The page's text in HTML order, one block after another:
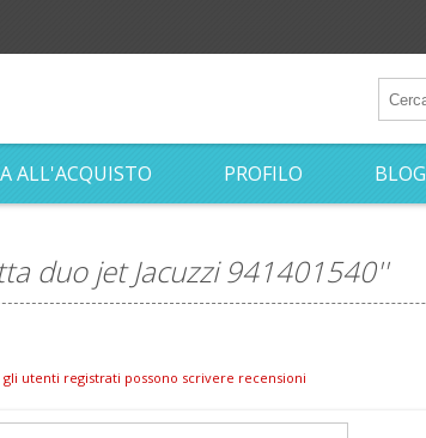
ALL'ACQUISTO PROFILO BLOG
duo jet Jacuzzi 941401540
gli utenti registrati possono scrivere recensioni